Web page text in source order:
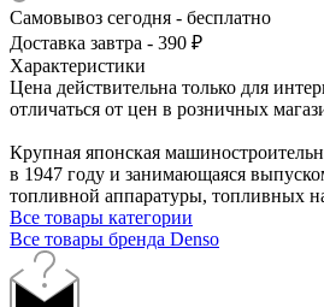
Самовывоз сегодня - бесплатно
Доставка завтра - 390 ₽
Характеристики
Цена действительна только для
отличаться от цен в розничных
Крупная японская
в 1947 году и занимающаяся
топливной аппаратуры, топливных
Все товары категории
Все товары бренда Denso